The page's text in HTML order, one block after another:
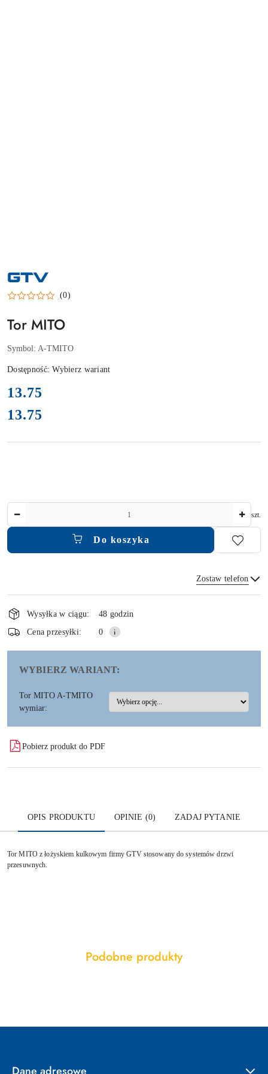
NAZWA
PRODUCENTA:
GTV
(0)
Tor MITO
Symbol: A-TMITO
Dostępność:Wybierz wariant
cena:
13.75
Cena:
13.75
szt.
Do koszyka
Zostaw telefon
Wyślij
Dostępność
i
dostawa
Wysyłka w ciągu:
48 godzin
Cena przesyłki:
0
WYBIERZ WARIANT:
Tor MITO A-TMITO
wymiar:
Pobierz produkt do PDF
OPIS PRODUKTU OPINIE (0) ZADAJ PYTANIE
Tor MITO z łożyskiem kulkowym firmy GTV stosowany do systemów drzwi
przesuwnych.
Pomiń karuzelę produktów
Produkty
Podobne produkty